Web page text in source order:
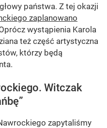
państwa. Z tej okazji
zaplanowano
wystąpienia Karola
też część artystyczna
którzy będą
Witczak
zapytaliśmy